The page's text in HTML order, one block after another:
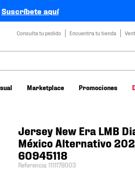
Suscríbete aquí
Consulta tu pedido Encuentra tu tienda
Marketplace Promociones
Jersey New Era LMB
México Alternativo
60945118
Referencia:1111178003